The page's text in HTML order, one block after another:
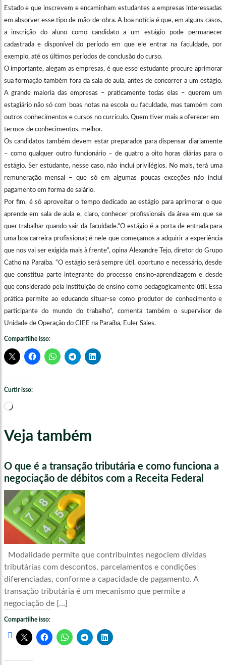
Estado e que inscrevem e encaminham estudantes a empresas interessadas
em absorver esse tipo de mão-de-obra. A boa notícia é que, em alguns casos,
a inscrição do aluno como candidato a um estágio pode permanecer
cadastrada e disponível do período em que ele entrar na faculdade, por
exemplo, até os últimos períodos de conclusão do curso.
O importante, alegam as empresas, é que esse estudante procure aprimorar
sua formação também fora da sala de aula, antes de concorrer a um estágio.
A grande maioria das empresas – praticamente todas elas – querem um
estagiário não só com boas notas na escola ou faculdade, mas também com
outros conhecimentos e cursos no currículo. Quem tiver mais a oferecer em
termos de conhecimentos, melhor.
Os candidatos também devem estar preparados para dispensar diariamente
– como qualquer outro funcionário – de quatro a oito horas diárias para o
estágio. Ser estudante, nesse caso, não inclui privilégios. No mais, terá uma
remuneração mensal – que só em algumas poucas exceções não inclui
pagamento em forma de salário.
Por fim, é só aproveitar o tempo dedicado ao estágio para aprimorar o que
aprende em sala de aula e, claro, conhecer profissionais da área em que se
quer trabalhar quando sair da faculdade.“O estágio é a porta de entrada para
uma boa carreira profissional; é nele que começamos a adquirir a experiência
que nos vai ser exigida mais à frente”, opina Alexandre Tejo, diretor do Grupo
Catho na Paraíba. “O estágio será sempre útil, oportuno e necessário, desde
que constitua parte integrante do processo ensino-aprendizagem e desde
que considerado pela instituição de ensino como pedagogicamente útil. Essa
prática permite ao educando situar-se como produtor de conhecimento e
participante do mundo do trabalho”, comenta também o supervisor de
Unidade de Operação do CIEE na Paraíba, Euler Sales.
Compartilhe isso:
Curtir isso:
Carregando...
Veja também
O que é a transação tributária e como funciona a
negociação de débitos com a Receita Federal
Modalidade permite que contribuintes negociem dívidas
tributárias com descontos, parcelamentos e condições
diferenciadas, conforme a capacidade de pagamento. A
transação tributária é um mecanismo que permite a
negociação de […]
Compartilhe isso: